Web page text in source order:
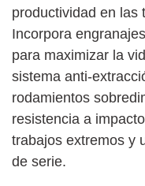
productividad en las
Incorpora
para maximizar la
sistema anti-
rodamientos
resistencia a
trabajos extremos y
de serie.